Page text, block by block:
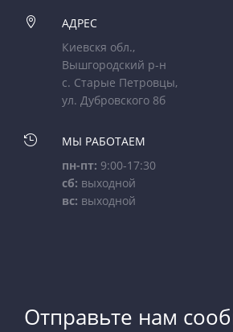

АДРЕС
Киевскя обл.,
Вышгородский р-н
с. Старые Петровцы,
ул. Дубровского 8б

МЫ РАБОТАЕМ
пн-пт: 9:00-17:30
сб: выходной
вс: выходной
Отправьте нам